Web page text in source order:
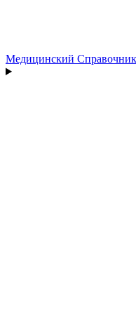
Медицинский Справочник